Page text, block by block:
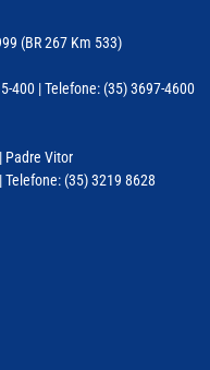
(BR 267 Km 533)
400 | Telefone: (35) 3697-4600
Padre Vitor
Telefone: (35) 3219 8628